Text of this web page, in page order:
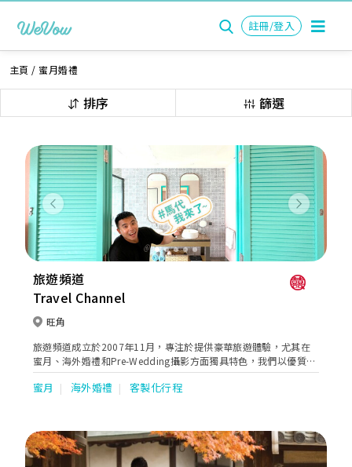
註冊/登入
主頁 / 蜜月婚禮
排序 篩選
Previous Next
旅遊頻道
Travel Channel
旺角
旅遊頻道成立於2007年11月，專注於提供豪華旅遊體驗，尤其在
蜜月、海外婚禮和Pre-Wedding攝影方面獨具特色，我們以優質的
服務獲得了客戶的高度評價。我們致力於提供高品質且一站式多元
化的蜜月旅遊服務，專注於提供豪華馬爾代夫、希臘、土耳其、非
讓您享受難忘又甜蜜的旅程。
蜜月 海外婚禮 客製化行程